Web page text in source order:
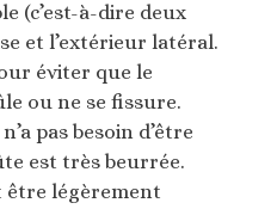
(c’est-à-dire deux
et l’extérieur latéral.
éviter que le
ou ne se fissure.
pas besoin d’être
est très beurrée.
être légèrement